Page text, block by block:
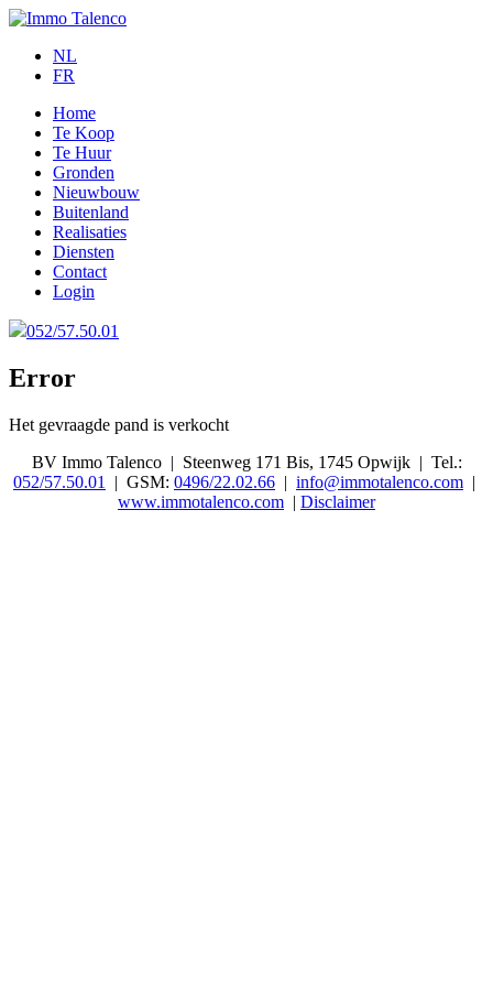
NL
FR
Home
Te Koop
Te Huur
Gronden
Nieuwbouw
Buitenland
Realisaties
Diensten
Contact
Login
052/57.50.01
Error
Het gevraagde pand is verkocht
BV Immo Talenco | Steenweg 171 Bis, 1745 Opwijk | Tel.:
052/57.50.01
| GSM: 0496/22.02.66 | info@immotalenco.com |
www.immotalenco.com | Disclaimer